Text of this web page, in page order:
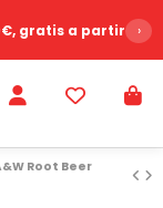
gratis a partir de
›
Root Beer